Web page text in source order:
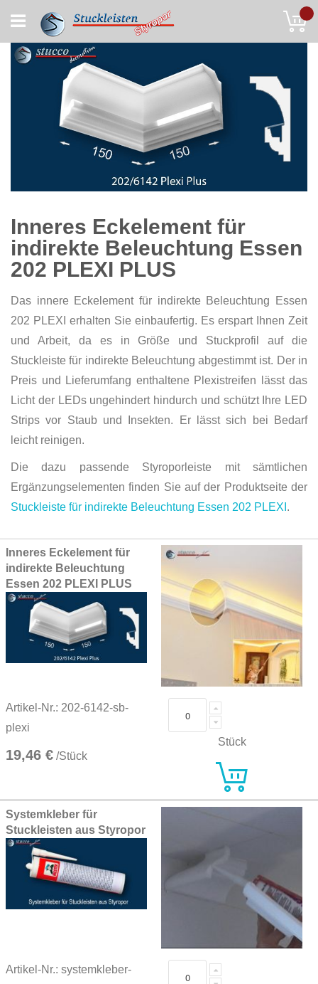
to
Content
Inneres Eckelement für
indirekte Beleuchtung Essen
202 PLEXI PLUS
Das innere Eckelement für indirekte Beleuchtung Essen
202 PLEXI erhalten Sie einbaufertig. Es erspart Ihnen Zeit
und Arbeit, da es in Größe und Stuckprofil auf die
Stuckleiste für indirekte Beleuchtung abgestimmt ist. Der in
Preis und Lieferumfang enthaltene Plexistreifen lässt das
Licht der LEDs ungehindert hindurch und schützt Ihre LED
Strips vor Staub und Insekten. Er lässt sich bei Bedarf
leicht reinigen.
Die dazu passende Styroporleiste mit sämtlichen
Ergänzungselementen finden Sie auf der Produktseite der
Stuckleiste für indirekte Beleuchtung Essen 202 PLEXI .
Grouped
product
items
Inneres Eckelement für
indirekte Beleuchtung
Essen 202 PLEXI PLUS
Artikel-Nr.: 202-6142-sb-
plexi
19,46 € /Stück
Stück
Systemkleber für
Stuckleisten aus Styropor
Artikel-Nr.: systemkleber-